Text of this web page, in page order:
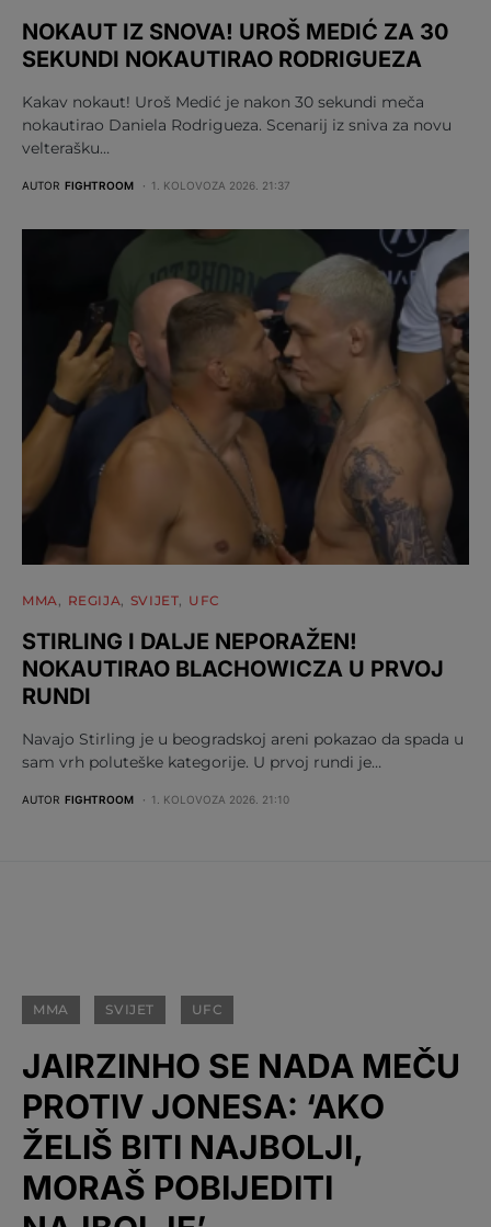
NOKAUT IZ SNOVA! UROŠ MEDIĆ ZA 30
SEKUNDI NOKAUTIRAO RODRIGUEZA
Kakav nokaut! Uroš Medić je nakon 30 sekundi meča
nokautirao Daniela Rodrigueza. Scenarij iz sniva za novu
velterašku…
AUTOR FIGHTROOM 1. KOLOVOZA 2026. 21:37
MMA REGIJA SVIJET UFC
STIRLING I DALJE NEPORAŽEN!
NOKAUTIRAO BLACHOWICZA U PRVOJ
RUNDI
Navajo Stirling je u beogradskoj areni pokazao da spada u
sam vrh poluteške kategorije. U prvoj rundi je…
AUTOR FIGHTROOM 1. KOLOVOZA 2026. 21:10
MMA SVIJET UFC
JAIRZINHO SE NADA MEČU
PROTIV JONESA: ‘AKO
ŽELIŠ BITI NAJBOLJI,
MORAŠ POBIJEDITI